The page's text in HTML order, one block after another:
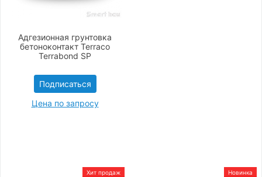
Адгезионная грунтовка
бетоноконтакт Terraco
Terrabond SP
Подписаться
Цена по запросу
Хит продаж Новинка